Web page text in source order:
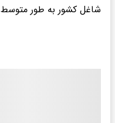
شاغل کشور به طور متوسط ۴۵.۷ ساعت در هفته کار کرده‌اند.